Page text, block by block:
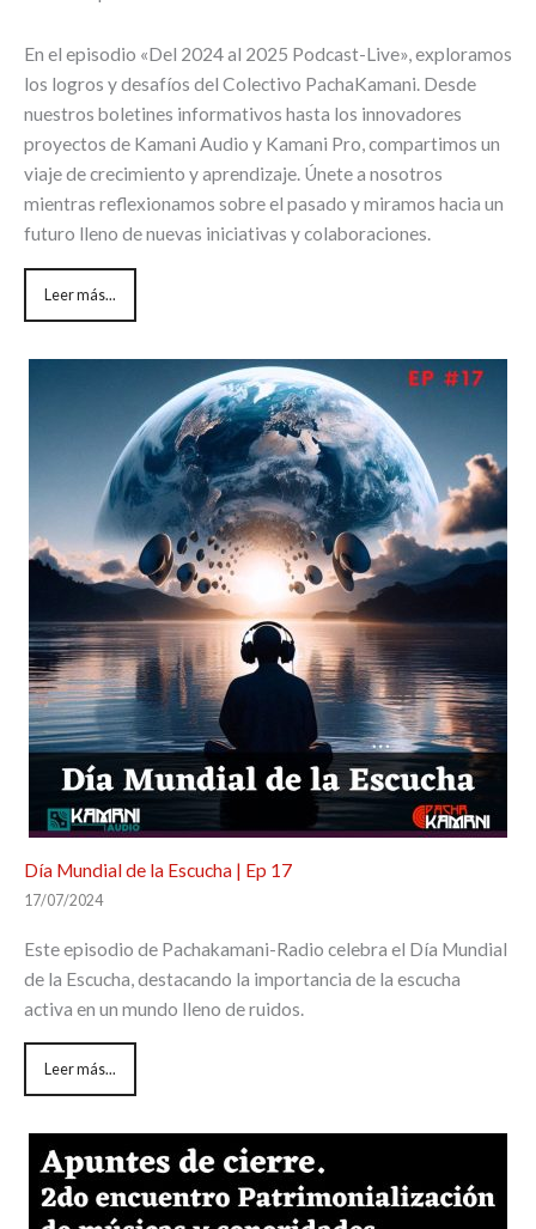
En el episodio «Del 2024 al 2025 Podcast-Live», exploramos
los logros y desafíos del Colectivo PachaKamani. Desde
nuestros boletines informativos hasta los innovadores
proyectos de Kamani Audio y Kamani Pro, compartimos un
viaje de crecimiento y aprendizaje. Únete a nosotros
mientras reflexionamos sobre el pasado y miramos hacia un
futuro lleno de nuevas iniciativas y colaboraciones.
Leer más...
Día Mundial de la Escucha | Ep 17
17/07/2024
Este episodio de Pachakamani-Radio celebra el Día Mundial
de la Escucha, destacando la importancia de la escucha
activa en un mundo lleno de ruidos.
Leer más...